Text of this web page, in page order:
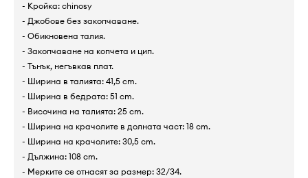
- Кройка: chinosy
- Джобове без закопчаване.
- Обикновена талия.
- Закопчаване на копчета и цип.
- Тънък, негъвкав плат.
- Ширина в талията: 41,5 cm.
- Ширина в бедрата: 51 cm.
- Височина на талията: 25 cm.
- Ширина на крачолите в долната част: 18 cm.
- Ширина на крачолите: 30,5 cm.
- Дължина: 108 cm.
- Мерките се отнасят за размер: 32/34.